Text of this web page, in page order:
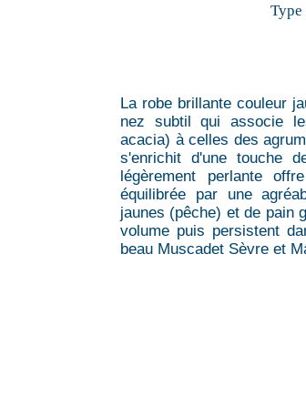
Type
La robe brillante couleur
nez subtil qui associe
acacia) à celles des
s'enrichit d'une touche
légèrement perlante
équilibrée par une
jaunes (pêche) et de pain
volume puis persistent
beau Muscadet Sèvre et